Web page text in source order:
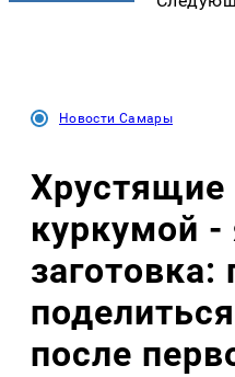
Новости Самары
Хрустящие
куркумой -
заготовка:
после